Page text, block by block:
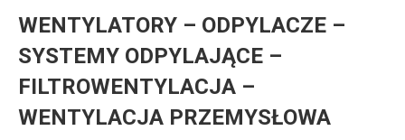
WENTYLATORY – ODPYLACZE –
SYSTEMY ODPYLAJĄCE –
FILTROWENTYLACJA –
WENTYLACJA PRZEMYSŁOWA